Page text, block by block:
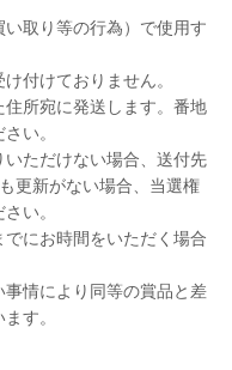
取り等の行為）で使用す
付けておりません。
所宛に発送します。番地
い。
ただけない場合、送付先
更新がない場合、当選権
い。
にお時間をいただく場合
情により同等の賞品と差
す。